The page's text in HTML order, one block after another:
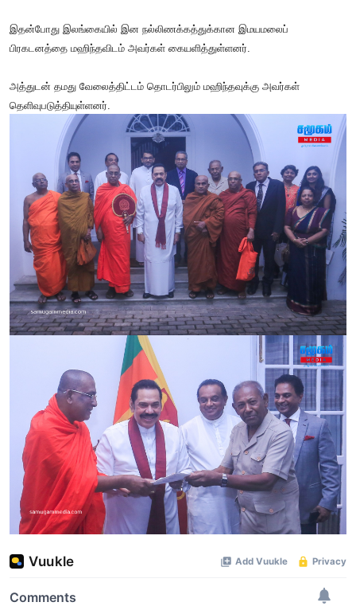
இதன்போது இலங்கையில் இன நல்லிணக்கத்துக்கான இமயமலைப்
பிரகடனத்தை மஹிந்தவிடம் அவர்கள் கையளித்துள்ளனர்.
அத்துடன் தமது வேலைத்திட்டம் தொடர்பிலும் மஹிந்தவுக்கு அவர்கள்
தெளிவுபடுத்தியுள்ளனர்.